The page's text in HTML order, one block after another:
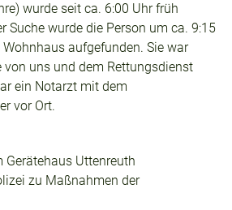
wurde seit ca. 6:00 Uhr früh
Suche wurde die Person um ca. 9:15
aufgefunden. Sie war
uns und dem Rettungsdienst
ein Notarzt mit dem
vor Ort.
Gerätehaus Uttenreuth
zu Maßnahmen der